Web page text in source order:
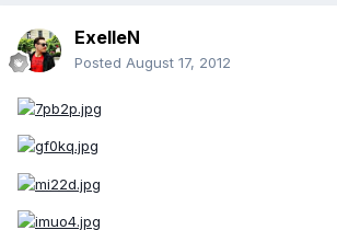
ExelleN
Posted August 17, 2012